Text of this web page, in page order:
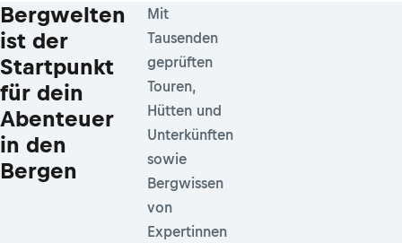
Bergwelten
ist der
Startpunkt
für dein
Abenteuer
in den
Bergen
Mit
Tausenden
geprüften
Touren,
Hütten und
Unterkünften
sowie
Bergwissen
von
Expertinnen